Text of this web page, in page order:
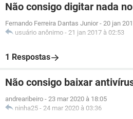
Não consigo digitar nada
Fernando Ferreira Dantas Junior - 20 jan
usuário anônimo - 21 jan 2017 à 02:53
1 Respostas
Não consigo baixar
andrearibeiro - 23 mar 2020 à 18:05
ninha25 - 24 mar 2020 à 03:36